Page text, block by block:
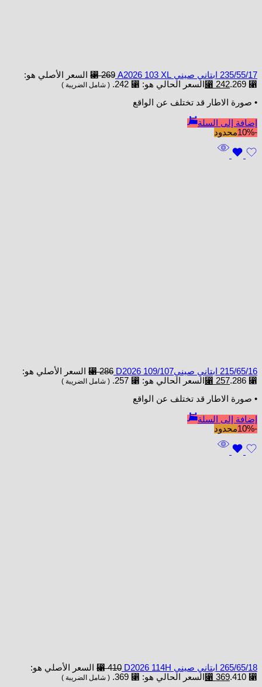
235/55/17 ابتاني صيني A2026 103 XL ⃁269
السعر الأصلي هو:
⃁ 269.
⃁ 242 السعر الحالي هو: ⃁ 242. ( شامل الضريبة )
• صورة الاطار قد تختلف عن الواقع
إضافة إلى السلة
-10%
محدود
215/65/16 ابتاني صينيD2026 109/107 ⃁286
السعر الأصلي هو:
⃁ 286.
⃁ 257 السعر الحالي هو: ⃁ 257. ( شامل الضريبة )
• صورة الاطار قد تختلف عن الواقع
إضافة إلى السلة
-10%
محدود
265/65/18 ابتاني صيني D2026 114H ⃁410
السعر الأصلي هو:
⃁ 410.
⃁ 369 السعر الحالي هو: ⃁ 369. ( شامل الضريبة )